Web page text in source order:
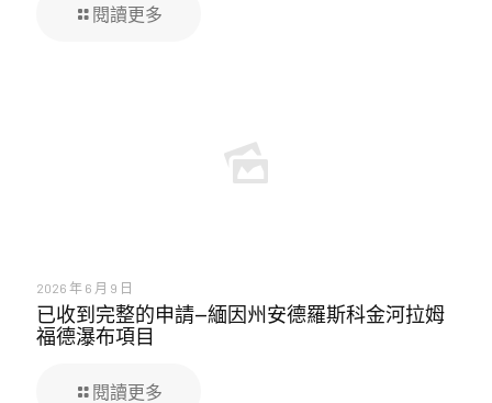
閱讀更多
2026 年 6 月 9 日
已收到完整的申請—緬因州安德羅斯科金河拉姆
福德瀑布項目
閱讀更多